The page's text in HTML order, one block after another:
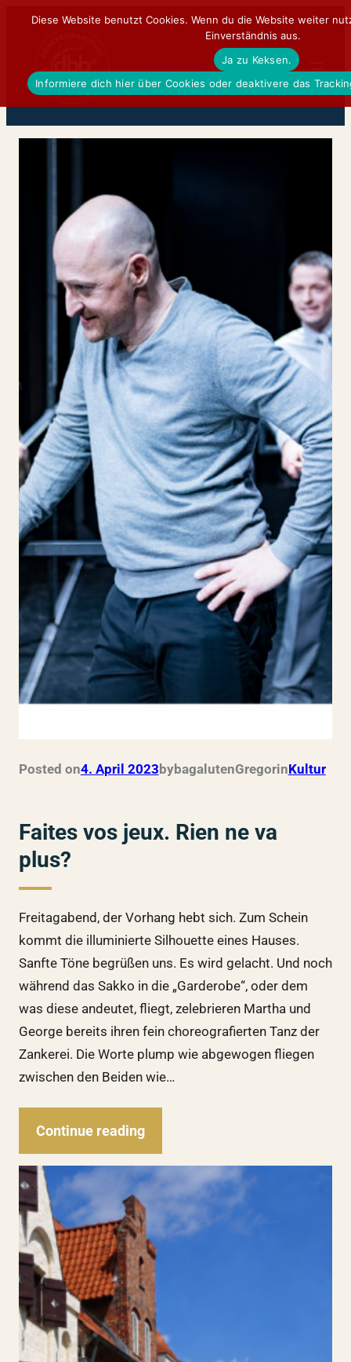
DickerBierBauchDE
Posted on4. April 2023bybagalutenGregorinKultur
Faites vos jeux. Rien ne va
plus?
Freitagabend, der Vorhang hebt sich. Zum Schein
kommt die illuminierte Silhouette eines Hauses.
Sanfte Töne begrüßen uns. Es wird gelacht. Und noch
während das Sakko in die „Garderobe“, oder dem
was diese andeutet, fliegt, zelebrieren Martha und
George bereits ihren fein choreografierten Tanz der
Zankerei. Die Worte plump wie abgewogen fliegen
zwischen den Beiden wie…
Continue reading
Diese Website benutzt Cookies. Wenn du die Website weiter
Einverständnis aus.
Ja zu Keksen.
Informiere dich hier über Cookies oder deaktivere das